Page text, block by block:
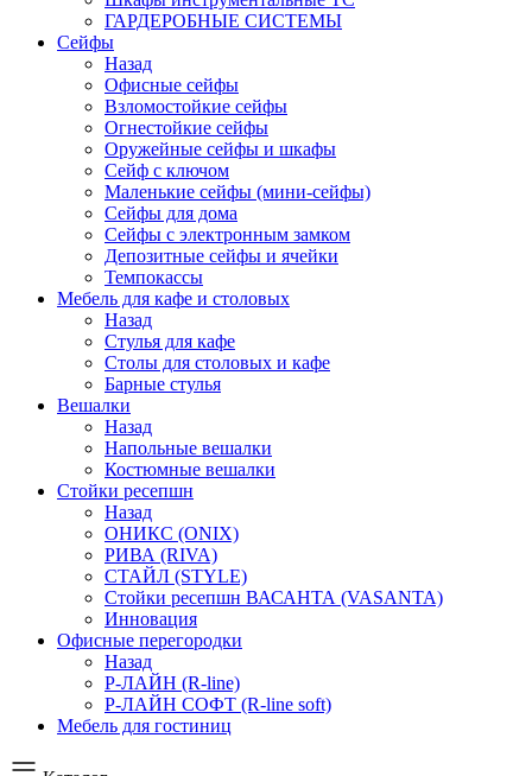
ГАРДЕРОБНЫЕ СИСТЕМЫ
Сейфы
Назад
Офисные сейфы
Взломостойкие сейфы
Огнестойкие сейфы
Оружейные сейфы и шкафы
Сейф с ключом
Маленькие сейфы (мини-сейфы)
Сейфы для дома
Сейфы с электронным замком
Депозитные сейфы и ячейки
Темпокассы
Мебель для кафе и столовых
Назад
Стулья для кафе
Столы для столовых и кафе
Барные стулья
Вешалки
Назад
Напольные вешалки
Костюмные вешалки
Стойки ресепшн
Назад
ОНИКС (ONIX)
РИВА (RIVA)
СТАЙЛ (STYLE)
Стойки ресепшн ВАСАНТА (VASANTA)
Инновация
Офисные перегородки
Назад
Р-ЛАЙН (R-line)
Р-ЛАЙН СОФТ (R-line soft)
Мебель для гостиниц